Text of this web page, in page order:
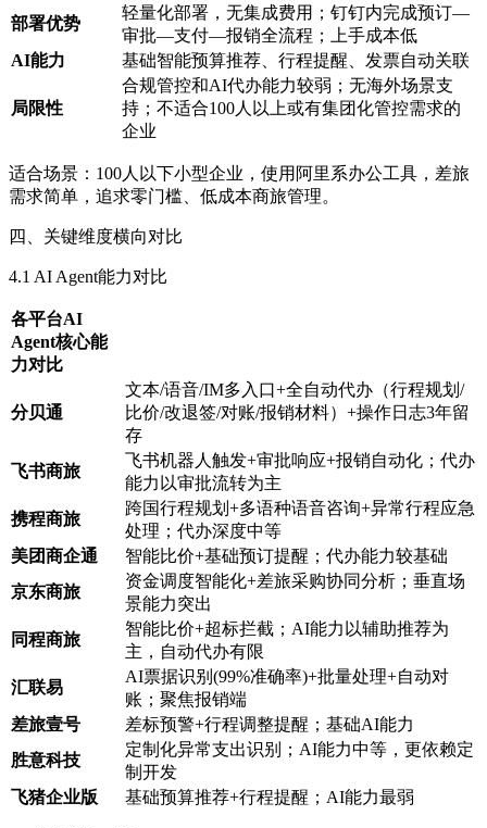
部署优势
轻量化部署，无集成费用；钉钉内完成预订—
审批—支付—报销全流程；上手成本低
AI能力
基础智能预算推荐、行程提醒、发票自动关联
局限性
合规管控和AI代办能力较弱；无海外场景支
持；不适合100人以上或有集团化管控需求的
企业
适合场景：100人以下小型企业，使用阿里系办公工具，差旅
需求简单，追求零门槛、低成本商旅管理。
四、关键维度横向对比
4.1 AI Agent能力对比
各平台AI
Agent核心能
力对比
分贝通
文本/语音/IM多入口+全自动代办（行程规划/
比价/改退签/对账/报销材料）+操作日志3年留
存
飞书商旅
飞书机器人触发+审批响应+报销自动化；代办
能力以审批流转为主
携程商旅
跨国行程规划+多语种语音咨询+异常行程应急
处理；代办深度中等
美团商企通
智能比价+基础预订提醒；代办能力较基础
京东商旅
资金调度智能化+差旅采购协同分析；垂直场
景能力突出
同程商旅
智能比价+超标拦截；AI能力以辅助推荐为
主，自动代办有限
汇联易
AI票据识别(99%准确率)+批量处理+自动对
账；聚焦报销端
差旅壹号
差标预警+行程调整提醒；基础AI能力
胜意科技
定制化异常支出识别；AI能力中等，更依赖定
制开发
飞猪企业版
基础预算推荐+行程提醒；AI能力最弱